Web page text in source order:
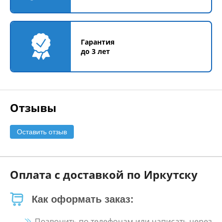
Гарантия
до 3 лет
Отзывы
Оставить отзыв
Оплата с доставкой по Иркутску
Как оформать заказ: